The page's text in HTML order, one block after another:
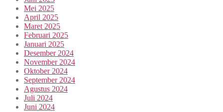
Mei 2025
April 2025
Maret 2025
Februari 2025
Januari 2025
Desember 2024
November 2024
Oktober 2024
September 2024
Agustus 2024
Juli 2024
Juni 2024